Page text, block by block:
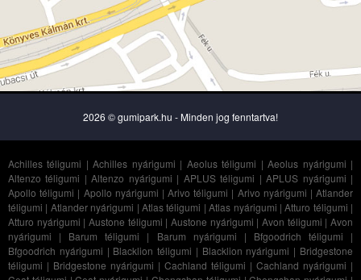
2026 © gumipark.hu - Minden jog fenntartva!
Achilles téligumi |Achilles nyárigumi | Aeolus téligumi |Aeolus nyárigumi |
Altenzo téligumi |Altenzo nyárigumi | APLUS téligumi |APLUS nyárigumi |
Apollo téligumi | Apollo nyárigumi |Arivo téligumi | Arivo nyárigumi |Atlander
téligumi | Atlander nyárigumi | Atlas téligumi |Atlas nyárigumi |Atturo téligumi |
Atturo nyárigumi |Austone téligumi |Austone nyárigumi |Avon téligumi |Avon
nyárigumi | Barum téligumi | Barum nyárigumi | Bfgoodrich téligumi |
Bfgoodrich nyárigumi | Blacklion téligumi | Blacklion nyárigumi | Bridgestone
téligumi | Bridgestone nyárigumi | Cachland téligumi | Cachland nyárigumi |